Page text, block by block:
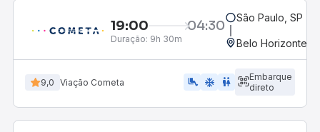
19:00 04:30
Duração: 9h 30m
São Paulo, SP -
Belo Horizonte,
9,0 Viação Cometa airline_seat_legroom_extra ac_unit WC
Embarque
direto